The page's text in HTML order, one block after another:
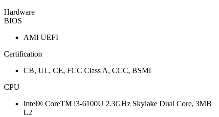
Hardware
BIOS
AMI UEFI
Certification
CB, UL, CE, FCC Class A, CCC, BSMI
CPU
Intel® CoreTM i3-6100U 2.3GHz Skylake Dual Core, 3MB
L2